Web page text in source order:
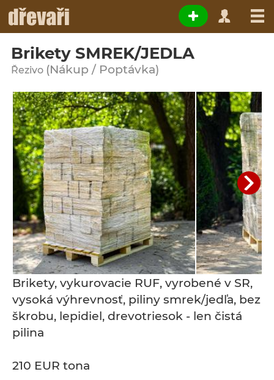
Brikety SMREK/JEDLA
Řezivo (Nákup / Poptávka)
Brikety, vykurovacie RUF, vyrobené v SR,
vysoká výhrevnosť, piliny smrek/jedľa, bez
škrobu, lepidiel, drevotriesok - len čistá
pilina
210 EUR tona